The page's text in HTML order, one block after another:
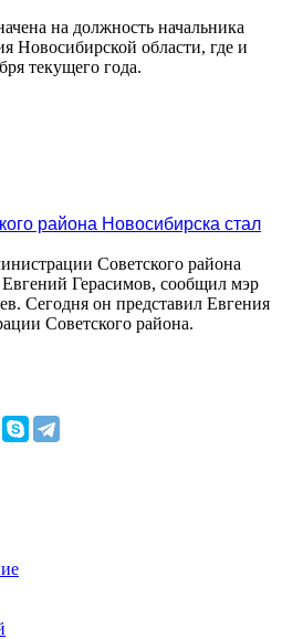
на должность начальника
Новосибирской области, где и
текущего года.
района Новосибирска стал
Советского района
Герасимов, сообщил мэр
Сегодня он представил Евгения
Советского района.